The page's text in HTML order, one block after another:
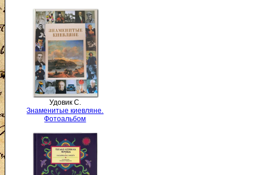
Удовик С.
Знаменитые киевляне.
Фотоальбом